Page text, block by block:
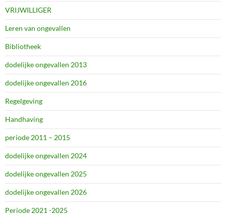
VRIJWILLIGER
Leren van ongevallen
Bibliotheek
dodelijke ongevallen 2013
dodelijke ongevallen 2016
Regelgeving
Handhaving
periode 2011 – 2015
dodelijke ongevallen 2024
dodelijke ongevallen 2025
dodelijke ongevallen 2026
Periode 2021 -2025